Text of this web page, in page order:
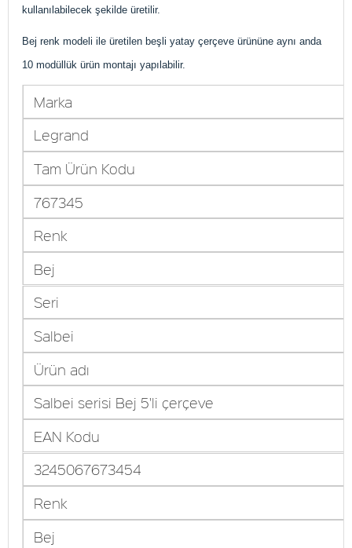
kullanılabilecek şekilde üretilir.
Bej renk modeli ile üretilen beşli yatay çerçeve ürününe aynı anda
10 modüllük ürün montajı yapılabilir.
Marka
Legrand
Tam Ürün Kodu
767345
Renk
Bej
Seri
Salbei
Ürün adı
Salbei serisi Bej 5'li çerçeve
EAN Kodu
3245067673454
Renk
Bej